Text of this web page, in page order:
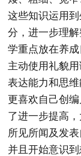
这些知识运用
分，进一步理
学重点放在养
主动使用礼貌
表达能力和思
更喜欢自己创
了进一步提高
所见所闻及发
并且开始意识